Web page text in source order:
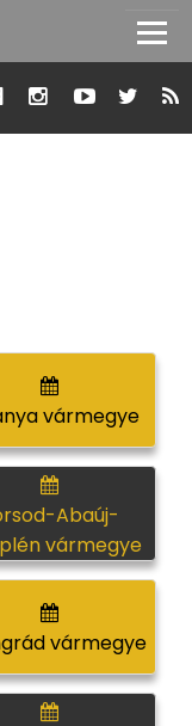
vármegye
Abaúj-
vármegye
vármegye